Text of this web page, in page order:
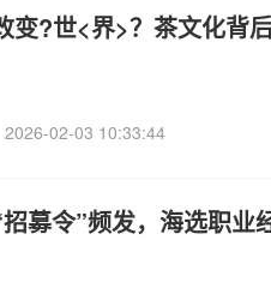
变?世<界>？茶文化背
2026-02-03 10:33:44
募令”频发，海选职业